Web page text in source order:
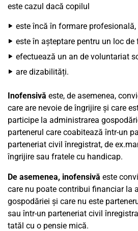
este cazul dacă copilul
este încă în formare profesională,
este în așteptare pentru un loc
efectuează un an de voluntariat
are dizabilități.
Inofensivă este, de asemenea,
care are nevoie de îngrijire și care
participe la administrarea
partenerul care coabitează într-un
parteneriat civil înregistrat, de
îngrijire sau fratele cu handicap.
De asemenea, inofensivă este
care nu poate contribui financiar la
gospodăriei și care nu este
sau într-un parteneriat civil
tatăl cu o pensie mică.